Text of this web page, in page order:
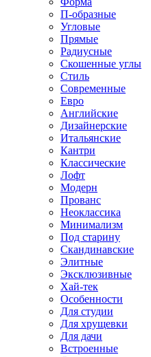
П-образные
Угловые
Прямые
Радиусные
Скошенные углы
Стиль
Современные
Евро
Английские
Дизайнерские
Итальянские
Кантри
Классические
Лофт
Модерн
Прованс
Неоклассика
Минимализм
Под старину
Скандинавские
Элитные
Эксклюзивные
Хай-тек
Особенности
Для студии
Для хрущевки
Для дачи
Встроенные